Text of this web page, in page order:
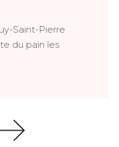
Saint-Pierre
du pain les